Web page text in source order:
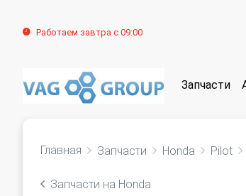
Работаем завтра с 09:00
Запчасти
Главная Запчасти Honda Pilot
Запчасти на Honda